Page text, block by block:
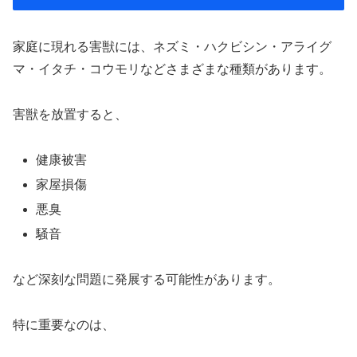
家庭に現れる害獣には、ネズミ・ハクビシン・アライグ
マ・イタチ・コウモリなどさまざまな種類があります。
害獣を放置すると、
健康被害
家屋損傷
悪臭
騒音
など深刻な問題に発展する可能性があります。
特に重要なのは、